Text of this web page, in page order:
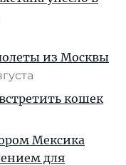
из Москвы
кошек
Мексика
для